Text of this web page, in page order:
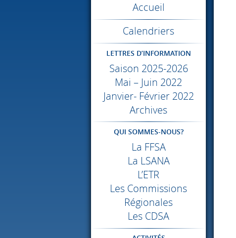
Accueil
Calendriers
LETTRES D’INFORMATION
Saison 2025-2026
Mai – Juin 2022
Janvier- Février 2022
Archives
QUI SOMMES-NOUS?
La FFSA
La LSANA
L’ETR
Les Commissions
Régionales
Les CDSA